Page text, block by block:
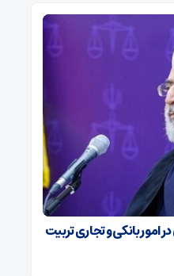
بانکی و تجاری تربیت